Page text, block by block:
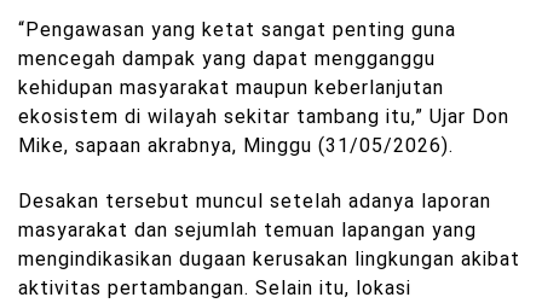
“Pengawasan yang ketat sangat penting guna
mencegah dampak yang dapat mengganggu
kehidupan masyarakat maupun keberlanjutan
ekosistem di wilayah sekitar tambang itu,” Ujar Don
Mike, sapaan akrabnya, Minggu (31/05/2026).
Desakan tersebut muncul setelah adanya laporan
masyarakat dan sejumlah temuan lapangan yang
mengindikasikan dugaan kerusakan lingkungan akibat
aktivitas pertambangan. Selain itu, lokasi